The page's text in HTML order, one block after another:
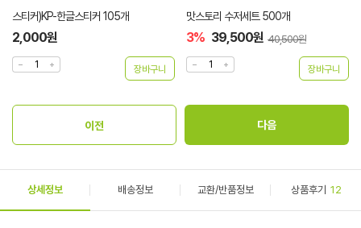
맛스토리 수저세트 500개
3% 39,500원
젓가락)블루반포장 7치/8치 [2000개]
68,000원
상세정보 배송정보 교환/반품정보 상품후기 12